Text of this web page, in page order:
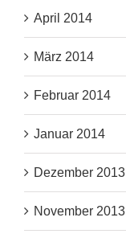
April 2014
März 2014
Februar 2014
Januar 2014
Dezember 2013
November 2013